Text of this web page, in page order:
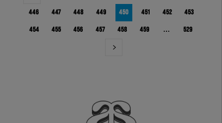
446 447 448 449 450 451 452 453
454 455 456 457 458 459 … 529